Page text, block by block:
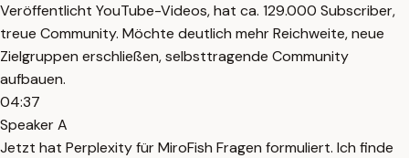
Veröffentlicht YouTube-Videos, hat ca. 129.000 Subscriber,
treue Community. Möchte deutlich mehr Reichweite, neue
Zielgruppen erschließen, selbsttragende Community
aufbauen.
04:37
Speaker A
Jetzt hat Perplexity für MiroFish Fragen formuliert. Ich finde